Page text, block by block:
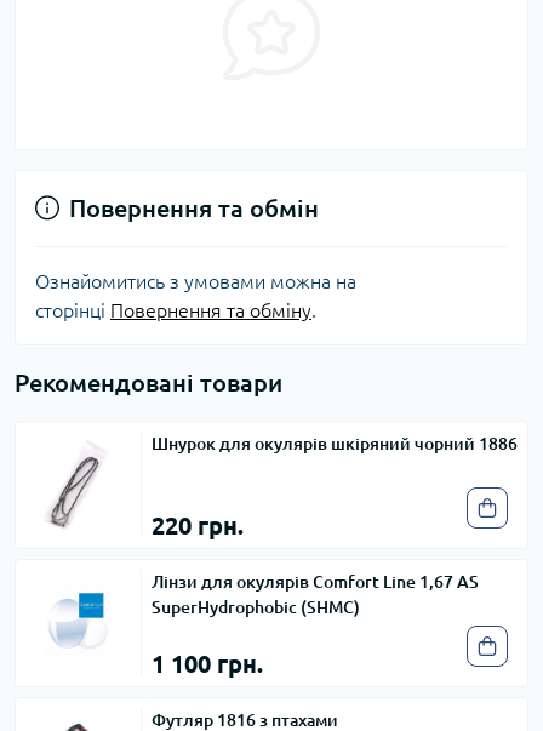
Повернення та обмін
Ознайомитись з умовами можна на
сторінці Повернення та обміну
Рекомендовані товари
Шнурок для окулярів шкіряний чорний 1886
220 грн.
Лінзи для окулярів Comfort Line 1,67 AS
SuperHydrophobic (SHMC)
1 100 грн.
Футляр 1816 з птахами